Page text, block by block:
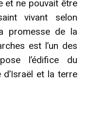
et ne pouvait être
vivant selon
promesse de la
est l’un des
l’édifice du
et la terre